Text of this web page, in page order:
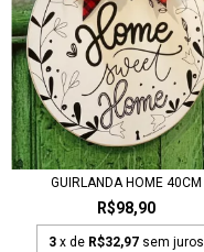
GUIRLANDA HOME 40CM
R$98,90
3 x de R$32,97 sem juros